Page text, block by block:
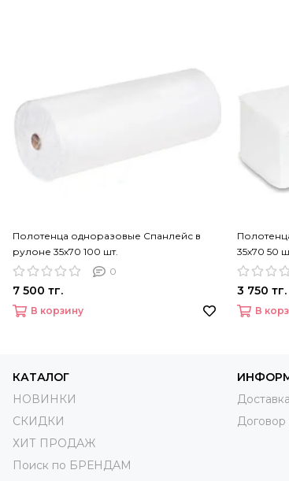
Полотенца одноразовые Спанлейс в
рулоне 35х70 100 шт.
0
7 500 тг.
В корзину
35х70 50
3 750 тг.
В
КАТАЛОГ
НОВИНКИ
СКИДКИ
ХИТ ПРОДАЖ
Поиск по БРЕНДАМ